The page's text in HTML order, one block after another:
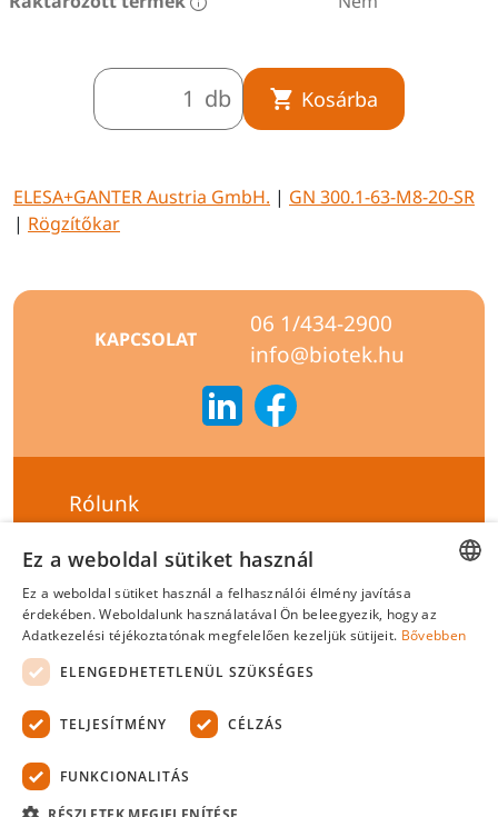
db Kosárba
ELESA+GANTER Austria GmbH. | GN 300.1-63-M8-20-SR
| Rögzítőkar
KAPCSOLAT
06 1/434-2900
info@biotek.hu
Rólunk
Hírlevél feliratkozás
Általános szerződési feltételek
Adatvédelmi tájékoztató
Felelősségvállalási nyilatkozat
Tanúsítványok
2026 Minden jog fenntartva.
ENGLISH
Ez a weboldal sütiket használ
Ez a weboldal sütiket használ a felhasználói élmény javítása
érdekében. Weboldalunk használatával Ön beleegyezik, hogy az
Adatkezelési téjékoztatónak megfelelően kezeljük sütijeit. Bővebben
ELENGEDHETETLENÜL SZÜKSÉGES
TELJESÍTMÉNY CÉLZÁS
FUNKCIONALITÁS